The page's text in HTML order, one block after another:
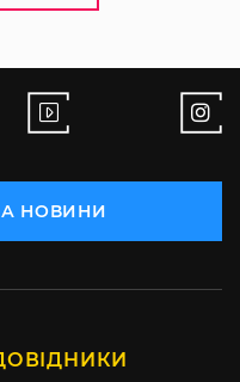
НОВИНИ